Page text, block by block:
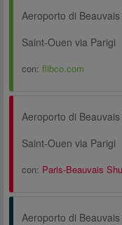
Aeroporto di
Saint-Ouen via Parigi
con: flibco.com
Aeroporto di Beauvais
Saint-Ouen via Parigi
con: Paris-Beauvais Shuttle
Aeroporto di